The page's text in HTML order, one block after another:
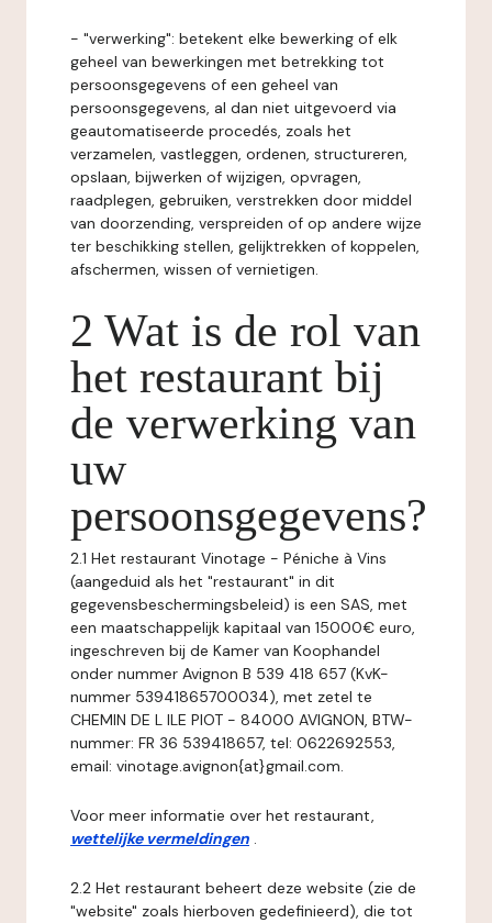
- "verwerking": betekent elke bewerking of elk
geheel van bewerkingen met betrekking tot
persoonsgegevens of een geheel van
persoonsgegevens, al dan niet uitgevoerd via
geautomatiseerde procedés, zoals het
verzamelen, vastleggen, ordenen, structureren,
opslaan, bijwerken of wijzigen, opvragen,
raadplegen, gebruiken, verstrekken door middel
van doorzending, verspreiden of op andere wijze
ter beschikking stellen, gelijktrekken of koppelen,
afschermen, wissen of vernietigen.
2 Wat is de rol van
het restaurant bij
de verwerking van
uw
persoonsgegevens?
2.1 Het restaurant Vinotage - Péniche à Vins
(aangeduid als het "restaurant" in dit
gegevensbeschermingsbeleid) is een SAS, met
een maatschappelijk kapitaal van 15000€ euro,
ingeschreven bij de Kamer van Koophandel
onder nummer Avignon B 539 418 657 (KvK-
nummer 53941865700034), met zetel te
CHEMIN DE L ILE PIOT - 84000 AVIGNON, BTW-
nummer: FR 36 539418657, tel: 0622692553,
email: vinotage.avignon{at}gmail.com.
Voor meer informatie over het restaurant,
wettelijke vermeldingen .
2.2 Het restaurant beheert deze website (zie de
"website" zoals hierboven gedefinieerd), die tot